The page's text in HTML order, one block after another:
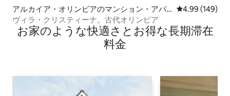
アルカイア・オリンピアのマンション・アパ
ート
レビュー149
4.99 (149)
ヴィラ・クリスティーナ。古代オリンピア
お家のような快⁠適⁠さ⁠とお⁠得⁠な長⁠期⁠滞⁠在
料⁠金